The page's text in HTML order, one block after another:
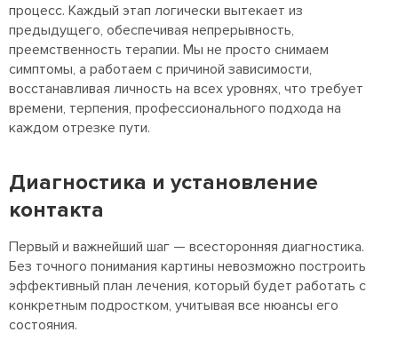
процесс. Каждый этап логически вытекает из
предыдущего, обеспечивая непрерывность,
преемственность терапии. Мы не просто снимаем
симптомы, а работаем с причиной зависимости,
восстанавливая личность на всех уровнях, что требует
времени, терпения, профессионального подхода на
каждом отрезке пути.
Диагностика и установление
контакта
Первый и важнейший шаг — всесторонняя диагностика.
Без точного понимания картины невозможно построить
эффективный план лечения, который будет работать с
конкретным подростком, учитывая все нюансы его
состояния.